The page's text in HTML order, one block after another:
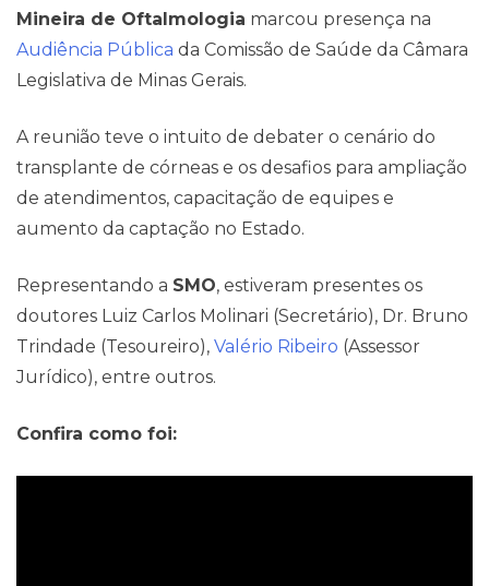
Pareceres Jurídicos
Mineira de Oftalmologia marcou presença na
Audiência Pública da Comissão de Saúde da Câmara
Legislativa de Minas Gerais.
A reunião teve o intuito de debater o cenário do
transplante de córneas e os desafios para ampliação
de atendimentos, capacitação de equipes e
aumento da captação no Estado.
Representando a SMO, estiveram presentes os
doutores Luiz Carlos Molinari (Secretário), Dr. Bruno
Trindade (Tesoureiro), Valério Ribeiro (Assessor
Jurídico), entre outros.
Confira como foi: